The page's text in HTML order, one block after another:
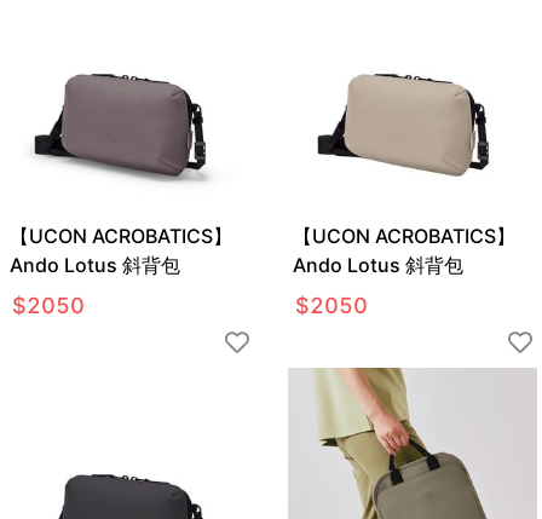
【UCON ACROBATICS】
Ando Lotus 斜背包
$2050
【UCON ACROBATICS】
Ando Lotus 斜背包
$2050